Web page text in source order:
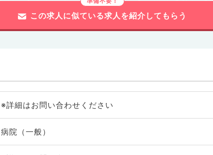
この求人に似ている求人を紹介してもらう
※詳細はお問い合わせください
病院（一般）